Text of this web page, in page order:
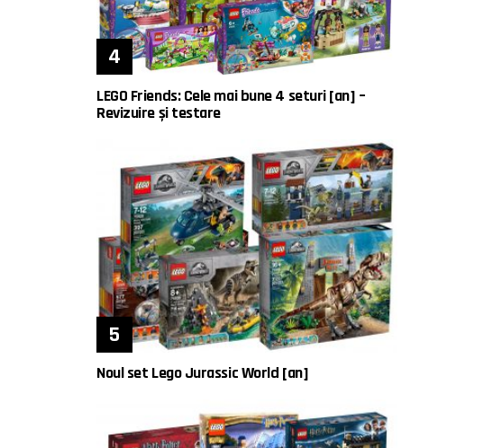
LEGO Friends: Cele mai bune 4 seturi [an] –
Revizuire și testare
Noul set Lego Jurassic World [an]